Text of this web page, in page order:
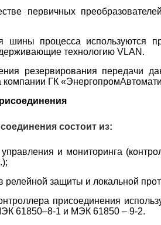
первичных
шины процесса используются
технологию VLAN.
резервирования передачи
компании ГК
состоит из:
и мониторинга
защиты и локальной
присоединения
61850–8-1 и МЭК 61850 – 9-2.